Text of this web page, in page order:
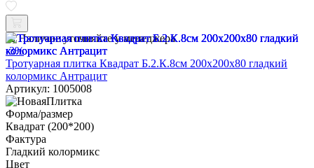
Наличие уточняйте у менеджера
-3%
Тротуарная плитка Квадрат Б.2.К.8см 200х200х80 гладкий
колормикс Антрацит
Артикул: 1005008
Форма/размер
Квадрат (200*200)
Фактура
Гладкий колормикс
Цвет